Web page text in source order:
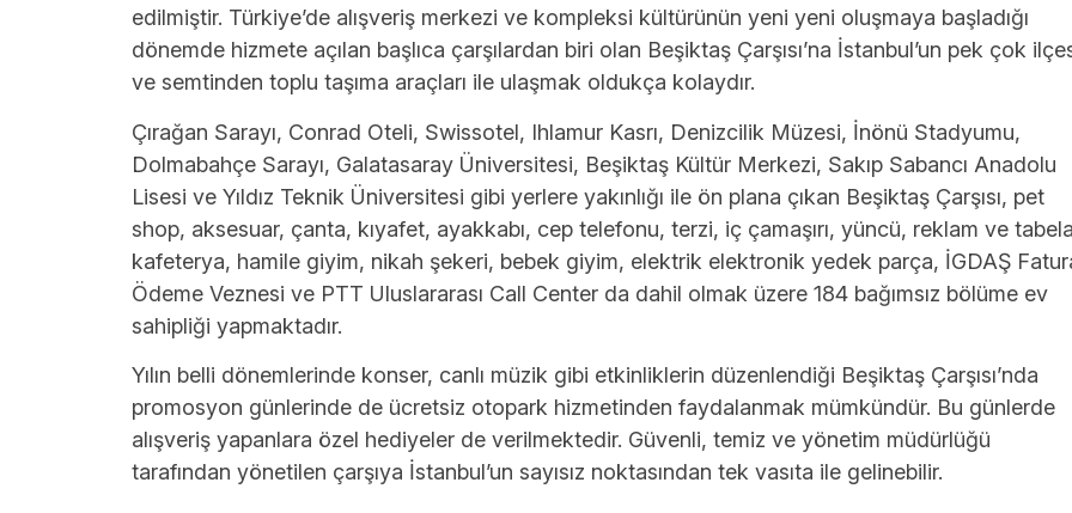
edilmiştir. Türkiye’de alışveriş merkezi ve kompleksi kültürünün yeni yeni oluşmaya başladığı
dönemde hizmete açılan başlıca çarşılardan biri olan Beşiktaş Çarşısı’na İstanbul’un pek çok
ve semtinden toplu taşıma araçları ile ulaşmak oldukça kolaydır.
Çırağan Sarayı, Conrad Oteli, Swissotel, Ihlamur Kasrı, Denizcilik Müzesi, İnönü Stadyumu,
Dolmabahçe Sarayı, Galatasaray Üniversitesi, Beşiktaş Kültür Merkezi, Sakıp Sabancı Anadolu
Lisesi ve Yıldız Teknik Üniversitesi gibi yerlere yakınlığı ile ön plana çıkan Beşiktaş Çarşısı, pet
shop, aksesuar, çanta, kıyafet, ayakkabı, cep telefonu, terzi, iç çamaşırı, yüncü, reklam ve
kafeterya, hamile giyim, nikah şekeri, bebek giyim, elektrik elektronik yedek parça, İGDAŞ
Ödeme Veznesi ve PTT Uluslararası Call Center da dahil olmak üzere 184 bağımsız bölüme ev
sahipliği yapmaktadır.
Yılın belli dönemlerinde konser, canlı müzik gibi etkinliklerin düzenlendiği Beşiktaş Çarşısı’nda
promosyon günlerinde de ücretsiz otopark hizmetinden faydalanmak mümkündür. Bu günlerde
alışveriş yapanlara özel hediyeler de verilmektedir. Güvenli, temiz ve yönetim müdürlüğü
tarafından yönetilen çarşıya İstanbul’un sayısız noktasından tek vasıta ile gelinebilir.